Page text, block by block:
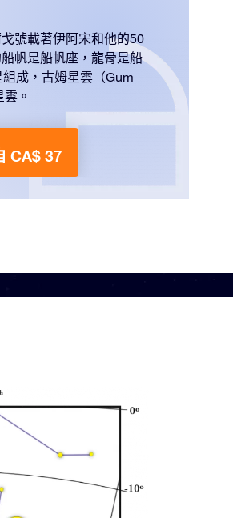
號載著伊阿宋和他的50
帆是船帆座，龍骨是船
成，古姆星雲（Gum
。
CA$ 37